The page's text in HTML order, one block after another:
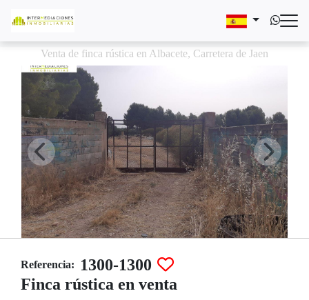
Venta de finca rústica en Albacete, Carretera de Jaen
Referencia:
1300-1300
Finca rústica en venta